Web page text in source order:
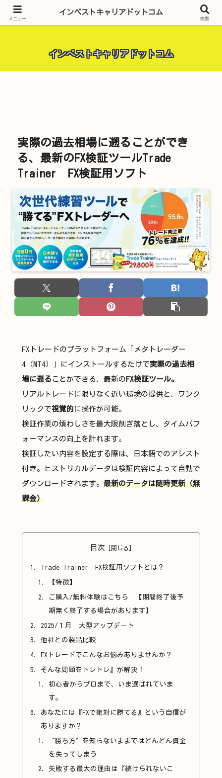
昨今話題の投資全般・金融関連全般・ＦＸトレード全般・生活に役立つ情報・
インベストキャリアドットコム
実際の過去相場に遡ることができ
る、最新のFX検証ツールTrade
Trainer FX検証用ソフト
FXトレードのプラットフォーム「メタトレーダー
4（MT4）」にインストールするだけで実際の過去相
場に遡る ことができる、最新の FX検証ツール。
リアルトレードに限りなく近い環境の提供と、ワンク
リックで視覚的 に操作が可能。
検証作業の煩わしさを最大限削ぎ落とし、タイムパフ
ォーマンスの向上を計れます。
検証したい内容を設定する際は、日本語でのアシスト
付き。ヒストリカルデータは検証内容によって自動で
ダウンロードされます。 最新のデータは随時更新（無
課金）
目次
Trade Trainer FX検証用ソフトとは？
【特徴】
ご購入/無料体験はこちら 【期間終了後予
期無く終了する場合があります】
2025/１月 大型アップデート
他社との製品比較
FXトレードでこんなお悩みありませんか？
そんな問題をトレトレ』が解決！
初心者からプロまで、いま選ばれていま
す。
あなたには『FXで絶対に勝てる』という自信が
ありますか？
“勝ち方”を知らないままではどんどん資金
を失ってしまう
失敗する最大の理由は『続けられないこ
メニュー
インベストキャリアドットコム
検索